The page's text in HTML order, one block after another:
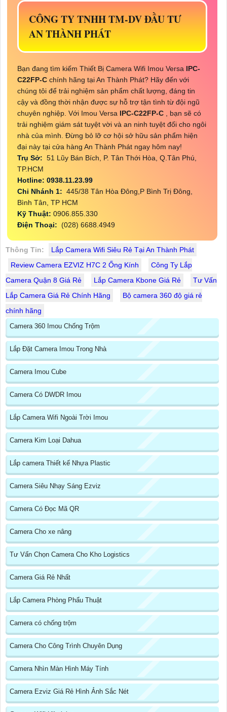
CÔNG TY TNHH TM-DV ĐẦU TƯ
AN THÀNH PHÁT
Bạn đang tìm kiếm Thiết Bị Camera Wifi Imou Versa IPC-
C22FP-C chính hãng tại An Thành Phát? Hãy đến với
chúng tôi để trải nghiệm sản phẩm chất lượng, đáng tin
cậy và đồng thời nhận được sự hỗ trợ tận tình từ đội ngũ
chuyên nghiệp. Với Imou Versa IPC-C22FP-C
, bạn sẽ có
trải nghiệm giám sát tuyệt vời và an ninh tuyệt đối cho ngôi
nhà của mình. Đừng bỏ lỡ cơ hội sở hữu sản phẩm hiện
đại này tại cửa hàng An Thành Phát ngay hôm nay!
Trụ Sở: 51 Lũy Bán Bích, P. Tân Thới Hòa, Q.Tân Phú,
TP.HCM
Hotline: 0938.11.23.99
Chi Nhánh 1: 445/38 Tân Hòa Đông,P Bình Trị Đông,
Bình Tân, TP HCM
Kỹ Thuật: 0906.855.330
Điện Thoại: (028) 6688.4949
Thông Tin:
Lắp Camera Wifi Siêu Rẻ Tại An Thành Phát
Review Camera EZVIZ H7C 2 Ống Kính
Công Ty Lắp
Camera Quận 8 Giá Rẻ
Lắp Camera Kbone Giá Rẻ
Tư Vấn
Lắp Camera Giá Rẻ Chính Hãng
Bộ camera 360 độ giá rẻ
chính hãng
Camera 360 Imou Chống Trộm
Lắp Đặt Camera Imou Trong Nhà
Camera Imou Cube
Camera Có DWDR Imou
Lắp Camera Wifi Ngoài Trời Imou
Camera Kim Loại Dahua
Lắp camera Thiết kế Nhựa Plastic
Camera Siêu Nhạy Sáng Ezviz
Camera Có Đọc Mã QR
Camera Cho xe nâng
Tư Vấn Chọn Camera Cho Kho Logistics
Camera Giá Rẻ Nhất
Lắp Camera Phòng Phẩu Thuật
Camera có chống trộm
Camera Cho Công Trình Chuyên Dụng
Camera Nhìn Màn Hình Máy Tính
Camera Ezviz Giá Rẻ Hình Ảnh Sắc Nét